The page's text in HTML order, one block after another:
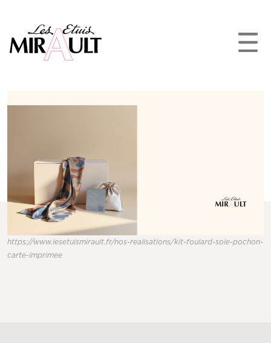
https://www.lesetuismirault.fr/nos-realisations/kit-foulard-soie-pochon-
carte-imprimee